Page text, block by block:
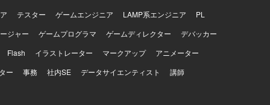
テスター ゲームエンジニア LAMP系エンジニア
PL
ジャー ゲームプログラマ ゲームディレクター
デバッカー
Flash イラストレーター マークアップ
アニメーター
ー 事務 社内SE データサイエンティスト 講師